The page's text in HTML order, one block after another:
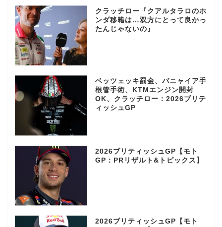
クラッチロー『クアルタラロのホ
ンダ移籍は…双方にとって良かっ
たんじゃないの』
ベッツェッキ罰金、バニャイア手
根管手術、KTMエンジン開封
OK、クラッチロー：2026ブリテ
ィッシュGP
2026ブリティッシュGP【モト
GP：PRリザルト&トピックス】
2026ブリティッシュGP【モト